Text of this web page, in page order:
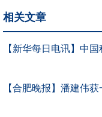
相关文章